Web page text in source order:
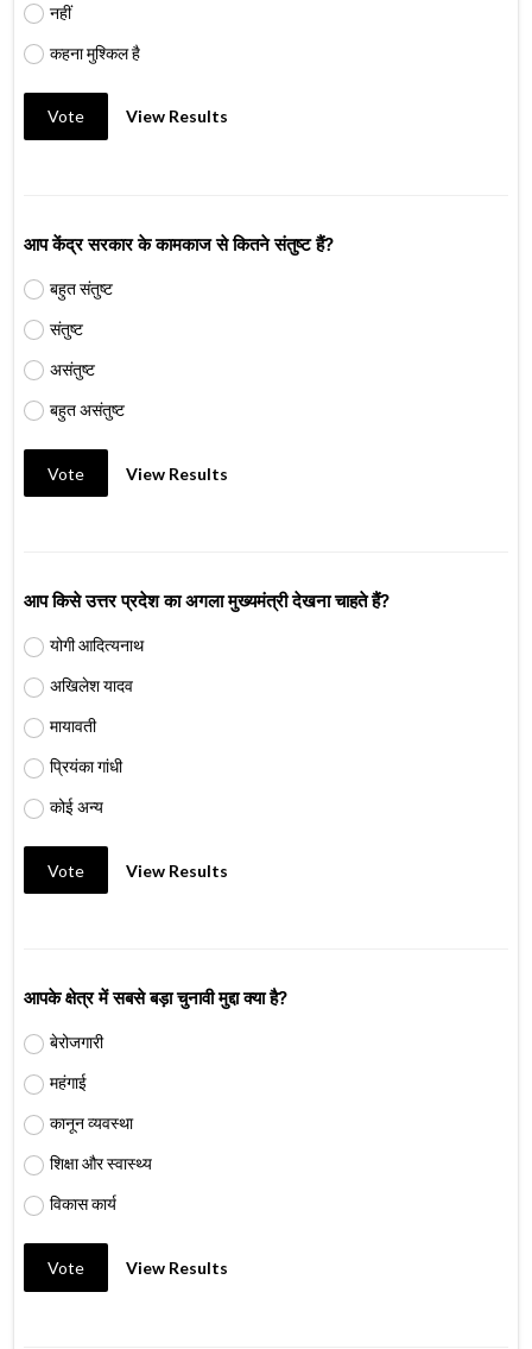
नहीं
कहना मुश्किल है
Vote View Results
आप केंद्र सरकार के कामकाज से कितने संतुष्ट हैं?
बहुत संतुष्ट
संतुष्ट
असंतुष्ट
बहुत असंतुष्ट
Vote View Results
आप किसे उत्तर प्रदेश का अगला मुख्यमंत्री देखना चाहते हैं?
योगी आदित्यनाथ
अखिलेश यादव
मायावती
प्रियंका गांधी
कोई अन्य
Vote View Results
आपके क्षेत्र में सबसे बड़ा चुनावी मुद्दा क्या है?
बेरोजगारी
महंगाई
कानून व्यवस्था
शिक्षा और स्वास्थ्य
विकास कार्य
Vote View Results